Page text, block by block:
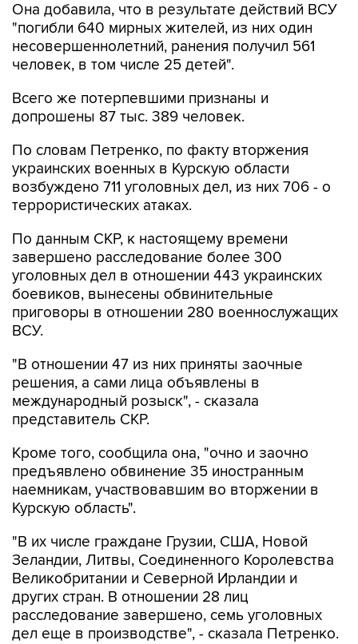
Она добавила, что в результате действий ВСУ
"погибли 640 мирных жителей, из них один
несовершеннолетний, ранения получил 561
человек, в том числе 25 детей".
Всего же потерпевшими признаны и
допрошены 87 тыс. 389 человек.
По словам Петренко, по факту вторжения
украинских военных в Курскую области
возбуждено 711 уголовных дел, из них 706 - о
террористических атаках.
По данным СКР, к настоящему времени
завершено расследование более 300
уголовных дел в отношении 443 украинских
боевиков, вынесены обвинительные
приговоры в отношении 280 военнослужащих
ВСУ.
"В отношении 47 из них приняты заочные
решения, а сами лица объявлены в
международный розыск", - сказала
представитель СКР.
Кроме того, сообщила она, "очно и заочно
предъявлено обвинение 35 иностранным
наемникам, участвовавшим во вторжении в
Курскую область".
"В их числе граждане Грузии, США, Новой
Зеландии, Литвы, Соединенного Королевства
Великобритании и Северной Ирландии и
других стран. В отношении 28 лиц
расследование завершено, семь уголовных
дел еще в производстве", - сказала Петренко.